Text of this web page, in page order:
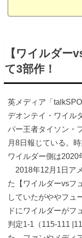
【ワイルダー
て3部作！
英メディア「
デオンテイ・ワイル
パー王者タイソン・
月8日報じている。
ワイルダー側は2020
2018年12月1日ア
た【ワイルダーvsフ
していたがややフュ
ドにワイルダーがフ
判定1-1（115-111